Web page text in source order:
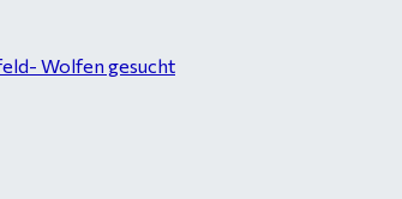
Wolfen gesucht